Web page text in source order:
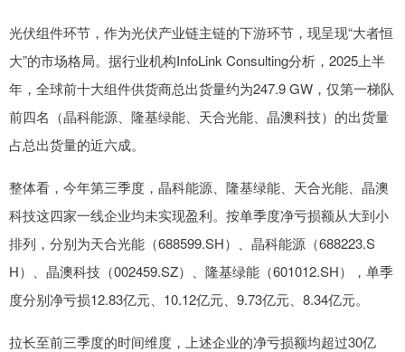
光伏组件环节，作为光伏产业链主链的下游环节，现呈现“大者恒
大”的市场格局。据行业机构InfoLink Consulting分析，2025上半
年，全球前十大组件供货商总出货量约为247.9 GW，仅第一梯队
前四名（晶科能源、隆基绿能、天合光能、晶澳科技）的出货量
占总出货量的近六成。
整体看，今年第三季度，晶科能源、隆基绿能、天合光能、晶澳
科技这四家一线企业均未实现盈利。按单季度净亏损额从大到小
排列，分别为天合光能（688599.SH）、晶科能源（688223.S
H）、晶澳科技（002459.SZ）、隆基绿能（601012.SH），单季
度分别净亏损12.83亿元、10.12亿元、9.73亿元、8.34亿元。
拉长至前三季度的时间维度，上述企业的净亏损额均超过30亿